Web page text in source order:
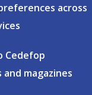
across
Cedefop
magazines